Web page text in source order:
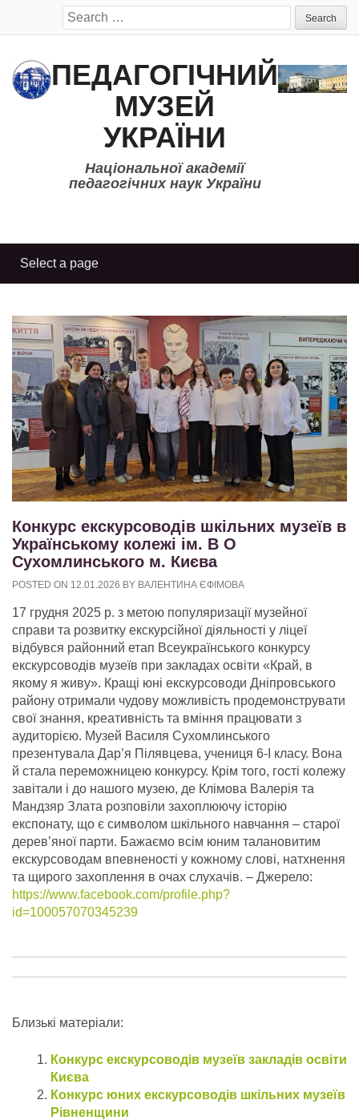
Search
for:
ПЕДАГОГІЧНИЙ
МУЗЕЙ
УКРАЇНИ
Національної академії
педагогічних наук України
Конкурс екскурсоводів шкільних музеїв в
Українському колежі ім. В О
Сухомлинського м. Києва
POSTED ON 12.01.2026 BY ВАЛЕНТИНА ЄФІМОВА
17 грудня 2025 р. з метою популяризації музейної
справи та розвитку екскурсійної діяльності у ліцеї
відбувся районний етап Всеукраїнського конкурсу
екскурсоводів музеїв при закладах освіти «Край, в
якому я живу». Кращі юні екскурсоводи Дніпровського
району отримали чудову можливість продемонструвати
свої знання, креативність та вміння працювати з
аудиторією. Музей Василя Сухомлинського
презентувала Дар’я Пілявцева, учениця 6-І класу. Вона
й стала переможницею конкурсу. Крім того, гості колежу
завітали і до нашого музею, де Клімова Валерія та
Мандзяр Злата розповіли захоплюючу історію
експонату, що є символом шкільного навчання – старої
дерев’яної парти. Бажаємо всім юним талановитим
екскурсоводам впевненості у кожному слові, натхнення
та щирого захоплення в очах слухачів. – Джерело:
https://www.facebook.com/profile.php?
id=100057070345239
Близькі матеріали:
Конкурс екскурсоводів музеїв закладів освіти
Києва
Конкурс юних екскурсоводів шкільних музеїв
Рівненщини